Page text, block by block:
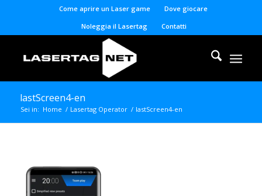
Come aprire un Laser game
Dove giocare
Noleggia il Lasertag
Contatti
lastScreen4-en
Sei in: Home / Lasertag Operator / lastScreen4-en